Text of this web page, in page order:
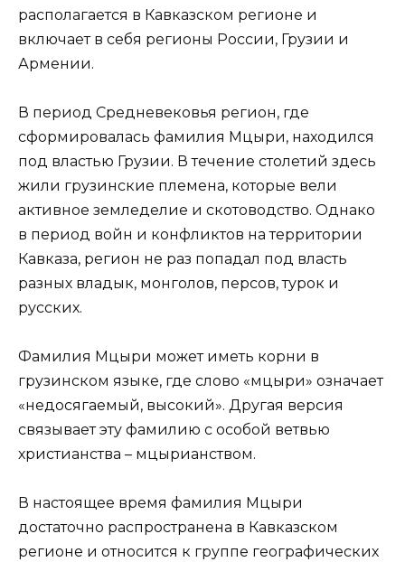
располагается в Кавказском регионе и
включает в себя регионы России, Грузии и
Армении.
В период Средневековья регион, где
сформировалась фамилия Мцыри, находился
под властью Грузии. В течение столетий здесь
жили грузинские племена, которые вели
активное земледелие и скотоводство. Однако
в период войн и конфликтов на территории
Кавказа, регион не раз попадал под власть
разных владык, монголов, персов, турок и
русских.
Фамилия Мцыри может иметь корни в
грузинском языке, где слово «мцыри» означает
«недосягаемый, высокий». Другая версия
связывает эту фамилию с особой ветвью
христианства – мцырианством.
В настоящее время фамилия Мцыри
достаточно распространена в Кавказском
регионе и относится к группе географических